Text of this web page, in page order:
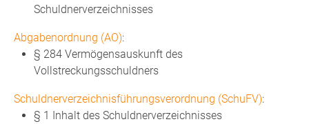
Schuldnerverzeichnisses
Abgabenordnung (AO):
§ 284 Vermögensauskunft des
Vollstreckungsschuldners
Schuldnerverzeichnisführungsverordnung (SchuFV):
§ 1 Inhalt des Schuldnerverzeichnisses